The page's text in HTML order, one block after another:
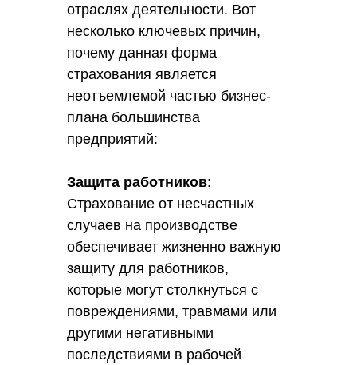
отраслях деятельности. Вот
несколько ключевых причин,
почему данная форма
страхования является
неотъемлемой частью бизнес-
плана большинства
предприятий:
Защита работников:
Страхование от несчастных
случаев на производстве
обеспечивает жизненно важную
защиту для работников,
которые могут столкнуться с
повреждениями, травмами или
другими негативными
последствиями в рабочей